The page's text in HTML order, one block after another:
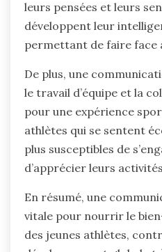
leurs pensées et leurs
développent leur
permettant de faire face
De plus, une
le travail d’équipe et la
pour une expérience
athlètes qui se sentent
plus susceptibles de
d’apprécier leurs
En résumé, une
vitale pour nourrir le
des jeunes athlètes,